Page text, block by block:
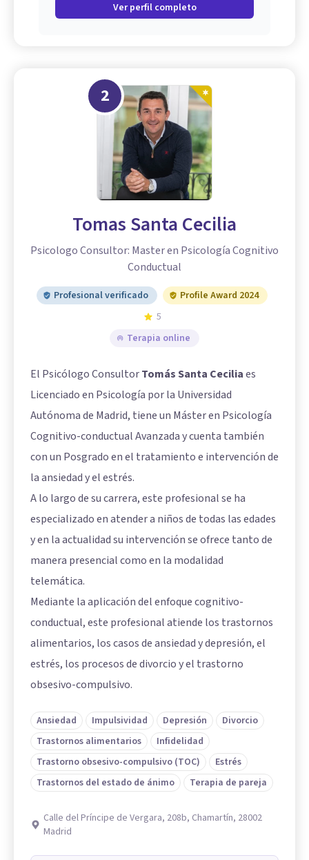
Ver perfil completo
2
Tomas Santa Cecilia
Psicologo Consultor: Master en Psicología Cognitivo
Conductual
Profesional verificado
Profile Award 2024
5
Terapia online
El Psicólogo ConsultorTomás Santa Ceciliaes
Licenciado en Psicología por la Universidad
Autónoma de Madrid, tiene un Máster en Psicología
Cognitivo-conductual Avanzada y cuenta también
con un Posgrado en el tratamiento e intervención de
la ansiedad y el estrés.
A lo largo de su carrera, este profesional se ha
especializado en atender a niños de todas las edades
y en la actualidad su intervención se ofrece tanto de
manera presencial como en la modalidad
telemática.
Mediante la aplicación del enfoque cognitivo-
conductual, este profesional atiende los trastornos
alimentarios, los casos de ansiedad y depresión, el
estrés, los procesos de divorcio y el trastorno
obsesivo-compulsivo.
Ansiedad Impulsividad Depresión
Divorcio
Trastornos alimentarios
Infidelidad
Trastorno obsesivo-compulsivo (TOC)
Estrés
Trastornos del estado de ánimo
Terapia de pareja
Calle del Príncipe de Vergara, 208b, Chamartín, 28002
Madrid